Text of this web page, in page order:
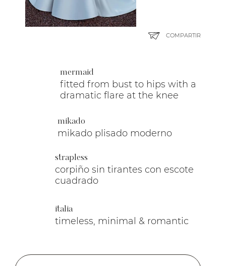
mermaid
fitted from bust to hips with a
dramatic flare at the knee
mikado
mikado plisado moderno
strapless
corpiño sin tirantes con escote
cuadrado
italia
timeless, minimal & romantic
COMPARTIR